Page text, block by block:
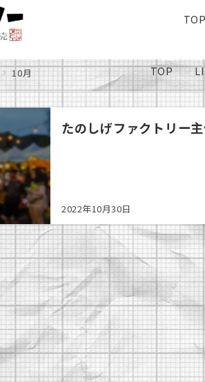
TOP
TOP
10月
たのしげファクトリー
2022年10月30日